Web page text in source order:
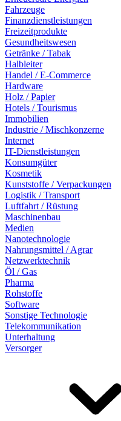
Fahrzeuge
Finanzdienstleistungen
Freizeitprodukte
Gesundheitswesen
Getränke / Tabak
Halbleiter
Handel / E-Commerce
Hardware
Holz / Papier
Hotels / Tourismus
Immobilien
Industrie / Mischkonzerne
Internet
IT-Dienstleistungen
Konsumgüter
Kosmetik
Kunststoffe / Verpackungen
Logistik / Transport
Luftfahrt / Rüstung
Maschinenbau
Medien
Nanotechnologie
Nahrungsmittel / Agrar
Netzwerktechnik
Öl / Gas
Pharma
Rohstoffe
Software
Sonstige Technologie
Telekommunikation
Unterhaltung
Versorger